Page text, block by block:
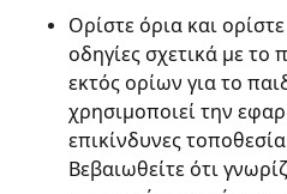
Ορίστε όρια και
οδηγίες σχετικά με το
εκτός ορίων για το
χρησιμοποιεί την
επικίνδυνες
Βεβαιωθείτε ότι